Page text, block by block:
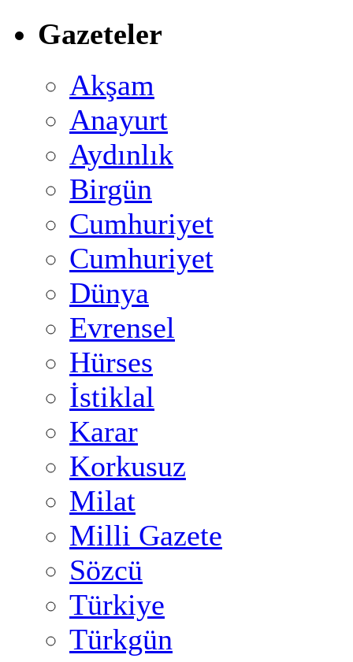
Gazeteler
Akşam
Anayurt
Aydınlık
Birgün
Cumhuriyet
Cumhuriyet
Dünya
Evrensel
Hürses
İstiklal
Karar
Korkusuz
Milat
Milli Gazete
Sözcü
Türkiye
Türkgün